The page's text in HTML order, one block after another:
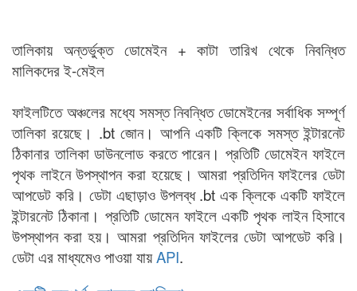
তালিকায় অন্তর্ভুক্ত ডোমেইন + কাটা তারিখ থেকে নিবন্ধিত
মালিকদের ই-মেইল
ফাইলটিতে অঞ্চলের মধ্যে সমস্ত নিবন্ধিত ডোমেইনের সর্বাধিক সম্পূর্ণ
তালিকা রয়েছে। .bt জোন। আপনি একটি ক্লিকে সমস্ত ইন্টারনেট
ঠিকানার তালিকা ডাউনলোড করতে পারেন। প্রতিটি ডোমেইন ফাইলে
পৃথক লাইনে উপস্থাপন করা হয়েছে। আমরা প্রতিদিন ফাইলের ডেটা
আপডেট করি। ডেটা এছাড়াও উপলব্ধ .bt এক ক্লিকে একটি ফাইলে
ইন্টারনেট ঠিকানা। প্রতিটি ডোমেন ফাইলে একটি পৃথক লাইন হিসাবে
উপস্থাপন করা হয়। আমরা প্রতিদিন ফাইলের ডেটা আপডেট করি।
ডেটা এর মাধ্যমেও পাওয়া যায়API.